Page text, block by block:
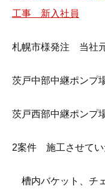
工事 新入社員
札幌市様発注 当社
茨戸中部中継ポンプ
茨戸西部中継ポンプ
2案件 施工させてい
槽内バケット、チ